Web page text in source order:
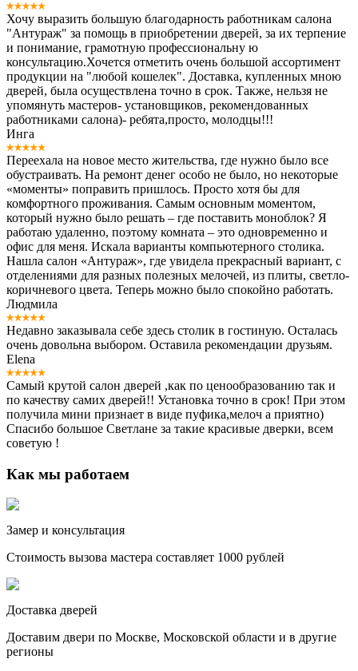
Хочу выразить большую благодарность работникам салона
"Антураж" за помощь в приобретении дверей, за их терпение
и понимание, грамотную профессиональну ю
консультацию.Хочется отметить очень большой ассортимент
продукции на "любой кошелек". Доставка, купленных мною
дверей, была осуществлена точно в срок. Также, нельзя не
упомянуть мастеров- установщиков, рекомендованных
работниками салона)- ребята,просто, молодцы!!!
Инга
Переехала на новое место жительства, где нужно было все
обустраивать. На ремонт денег особо не было, но некоторые
«моменты» поправить пришлось. Просто хотя бы для
комфортного проживания. Самым основным моментом,
который нужно было решать – где поставить моноблок? Я
работаю удаленно, поэтому комната – это одновременно и
офис для меня. Искала варианты компьютерного столика.
Нашла салон «Антураж», где увидела прекрасный вариант, с
отделениями для разных полезных мелочей, из плиты, светло-
коричневого цвета. Теперь можно было спокойно работать.
Людмила
Недавно заказывала себе здесь столик в гостиную. Осталась
очень довольна выбором. Оставила рекомендации друзьям.
Elena
Самый крутой салон дверей ,как по ценообразованию так и
по качеству самих дверей!! Установка точно в срок! При этом
получила мини признает в виде пуфика,мелоч а приятно)
Спасибо большое Светлане за такие красивые дверки, всем
советую !
Как мы работаем
Замер и консультация
Стоимость вызова мастера составляет 1000 рублей
Доставка дверей
Доставим двери по Москве, Московской области и в другие
регионы